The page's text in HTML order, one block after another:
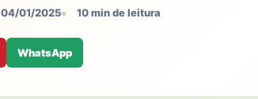
04/01/2025 10 min de leitura
WhatsApp